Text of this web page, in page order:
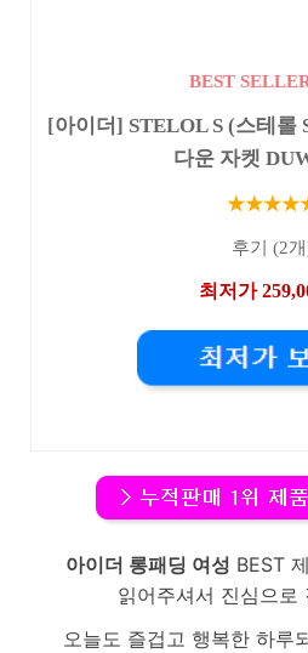
BEST
[아이더] STELOL S (스테롤
다운 자켓
후기 (2
최저가
아이더 롱패딩 여성 BEST
읽어주셔서 진심으로
오늘도 즐겁고 행복한 하루